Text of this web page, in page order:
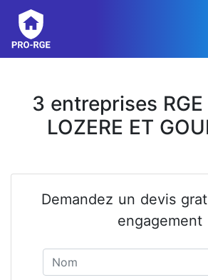
3 entreprises
LOZERE ET
Demandez un devis
engagement